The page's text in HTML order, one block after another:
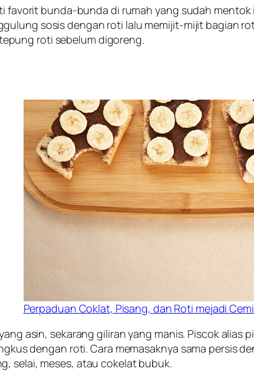
favorit bunda-bunda di rumah yang sudah mentok
sosis dengan roti lalu memijit-mijit bagian
roti sebelum digoreng.
Perpaduan Coklat, Pisang, dan Roti mejadi
asin, sekarang giliran yang manis. Piscok
dengan roti. Cara memasaknya sama persis
selai, meses, atau cokelat bubuk.